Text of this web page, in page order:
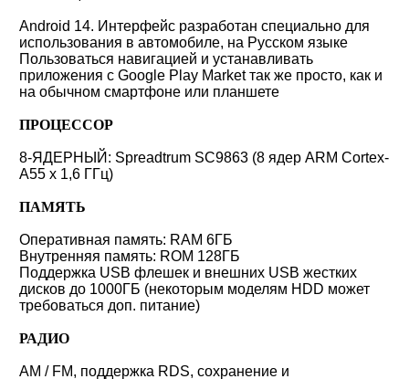
Android 14. Интерфейс разработан специально для
использования в автомобиле, на Русском языке
Пользоваться навигацией и устанавливать
приложения с Google Play Market так же просто, как и
на обычном смартфоне или планшете
ПРОЦЕССОР
8-ЯДЕРНЫЙ: Spreadtrum SC9863 (8 ядер ARM Cortex-
A55 x 1,6 ГГц)
ПАМЯТЬ
Оперативная память: RAM 6ГБ
Внутренняя память: ROM 128ГБ
Поддержка USB флешек и внешних USB жестких
дисков до 1000ГБ (некоторым моделям HDD может
требоваться доп. питание)
РАДИО
AM / FM, поддержка RDS, сохранение и